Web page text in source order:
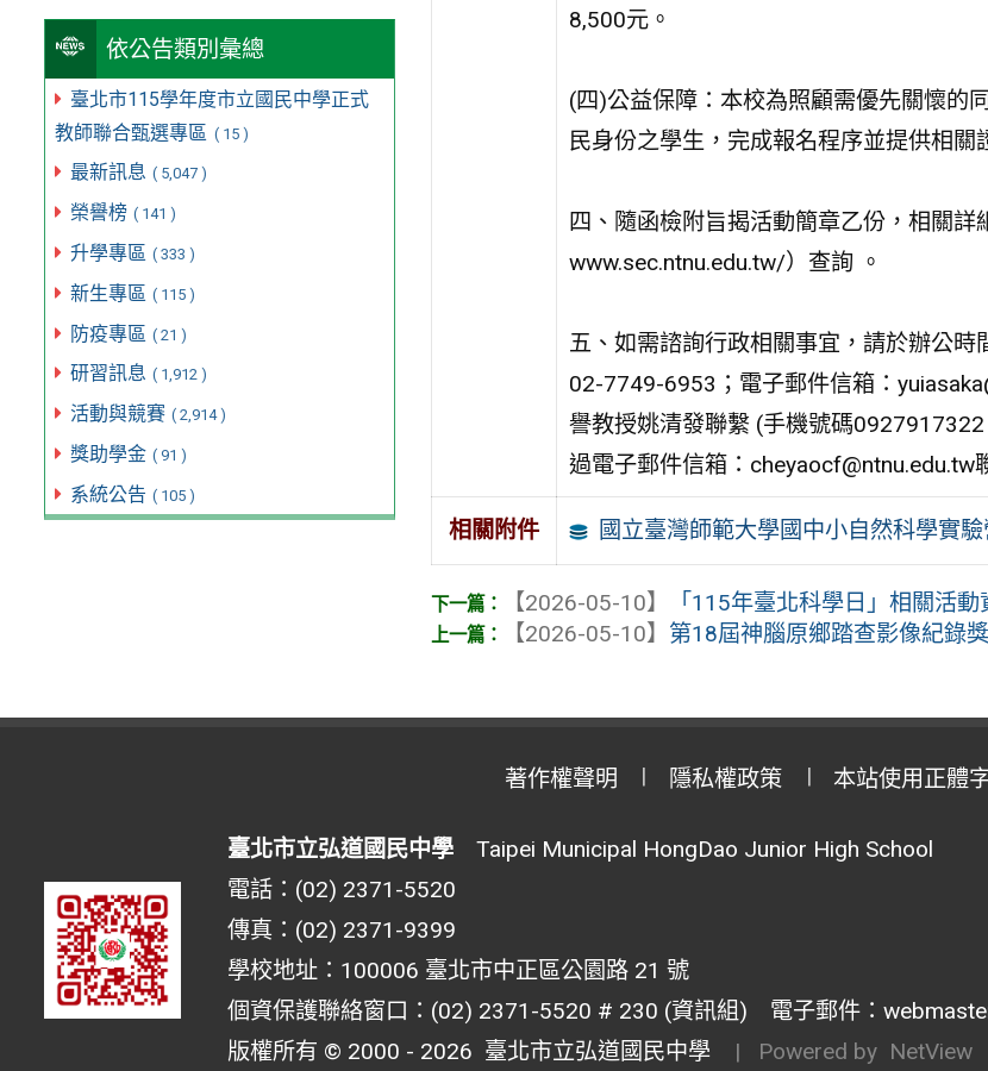
依公告類別彙總
臺北市115學年度市立國民中學正式
教師聯合甄選專區 ( 15 )
最新訊息 ( 5,047 )
榮譽榜 ( 141 )
升學專區 ( 333 )
新生專區 ( 115 )
防疫專區 ( 21 )
研習訊息 ( 1,912 )
活動與競賽 ( 2,914 )
獎助學金 ( 91 )
系統公告 ( 105 )
8,500元。
(四)公益保障：本校為照顧需優先關懷的
民身份之學生，完成報名程序並提供相關
四、隨函檢附旨揭活動簡章乙份，相關
www.sec.ntnu.edu.tw/）查詢 。
五、如需諮詢行政相關事宜，請於辦公時
02-7749-6953；電子郵件信箱：
譽教授姚清發聯繫 (手機號碼
過電子郵件信箱：cheyaocf@ntnu.edu.tw
相關附件 國立臺灣師範大學國中小自然科學實
【2026-05-10】
「115年臺北科學日」相關活
【2026-05-10】 第18屆神腦原鄉踏查影像紀錄獎
著作權聲明 隱私權政策 本站使用正體
臺北市立弘道國民中學Taipei Municipal HongDao Junior High School
電話：(02) 2371-5520
傳真：(02) 2371-9399
學校地址：100006 臺北市中正區公園路 21 號
個資保護聯絡窗口：(02) 2371-5520 # 230 (資訊組) 電子郵件：
版權所有 © 2000 - 2026 臺北市立弘道國民中學 | Powered by NetView